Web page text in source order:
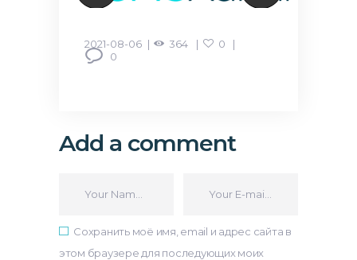
2021-08-06 364
0
0
Add a comment
Сохранить моё имя, email и адрес сайта в
этом браузере для последующих моих